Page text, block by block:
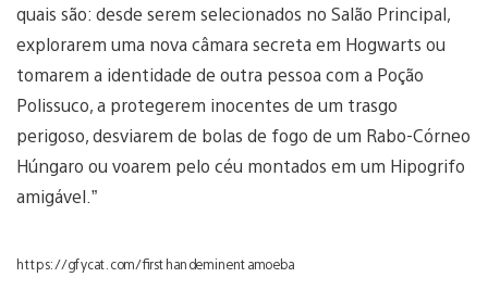
quais são: desde serem selecionados no Salão Principal,
explorarem uma nova câmara secreta em Hogwarts ou
tomarem a identidade de outra pessoa com a Poção
Polissuco, a protegerem inocentes de um trasgo
perigoso, desviarem de bolas de fogo de um Rabo-Córneo
Húngaro ou voarem pelo céu montados em um Hipogrifo
amigável.”
https://gfycat.com/firsthandeminentamoeba